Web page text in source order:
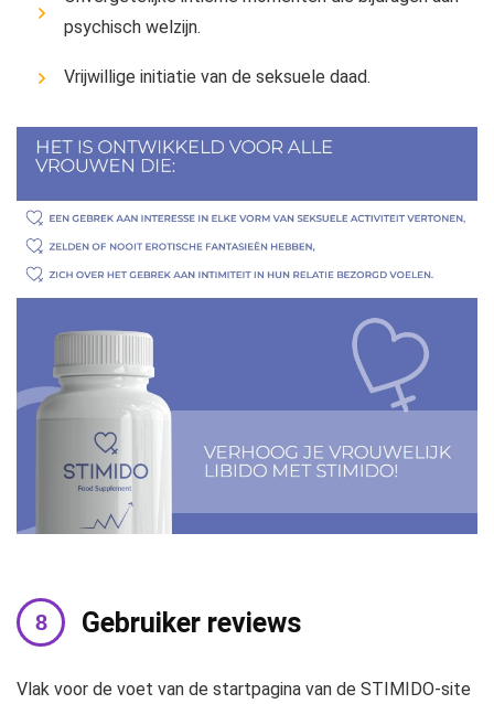
psychisch welzijn.
Vrijwillige initiatie van de seksuele daad.
Gebruiker reviews
Vlak voor de voet van de startpagina van de STIMIDO-site